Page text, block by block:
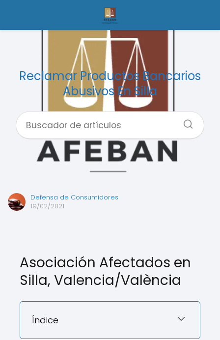
Reclamar Productos Bancarios
Abusivos En Silla
Defensa de Consumidores
19/02/2021
Asociación Afectados en
Silla, Valencia/València
Índice